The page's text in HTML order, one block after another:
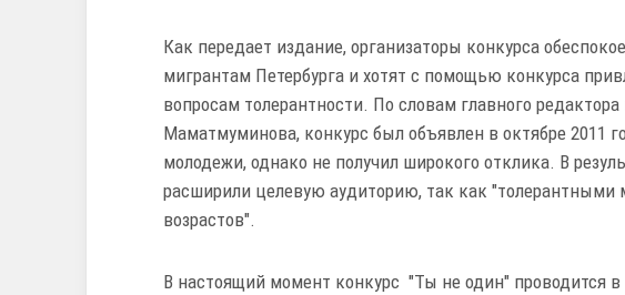
Как передает издание, организаторы конкурса
мигрантам Петербурга и хотят с помощью конкурса
вопросам толерантности. По словам главного
Маматмуминова, конкурс был объявлен в октябре 2011
молодежи, однако не получил широкого отклика. В
расширили целевую аудиторию, так как "толерантными
возрастов".
В настоящий момент конкурс "Ты не один" проводится